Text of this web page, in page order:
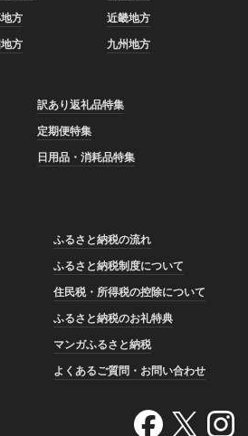
方
近畿地方
方 九州地方
訳あり返礼品特集
定期便特集
日用品・消耗品特集
ふるさと納税の流れ
ふるさと納税制度について
住民税・所得税の控除について
ふるさと納税のお礼特典
マンガふるさと納税
よくあるご質問・お問い合わせ